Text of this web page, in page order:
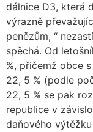
dálnice D3, která
výrazně
penězům, “
spěchá. Od
%, přičemž obce
22, 5 % (podle
22, 5 % se pak
republice v
daňového